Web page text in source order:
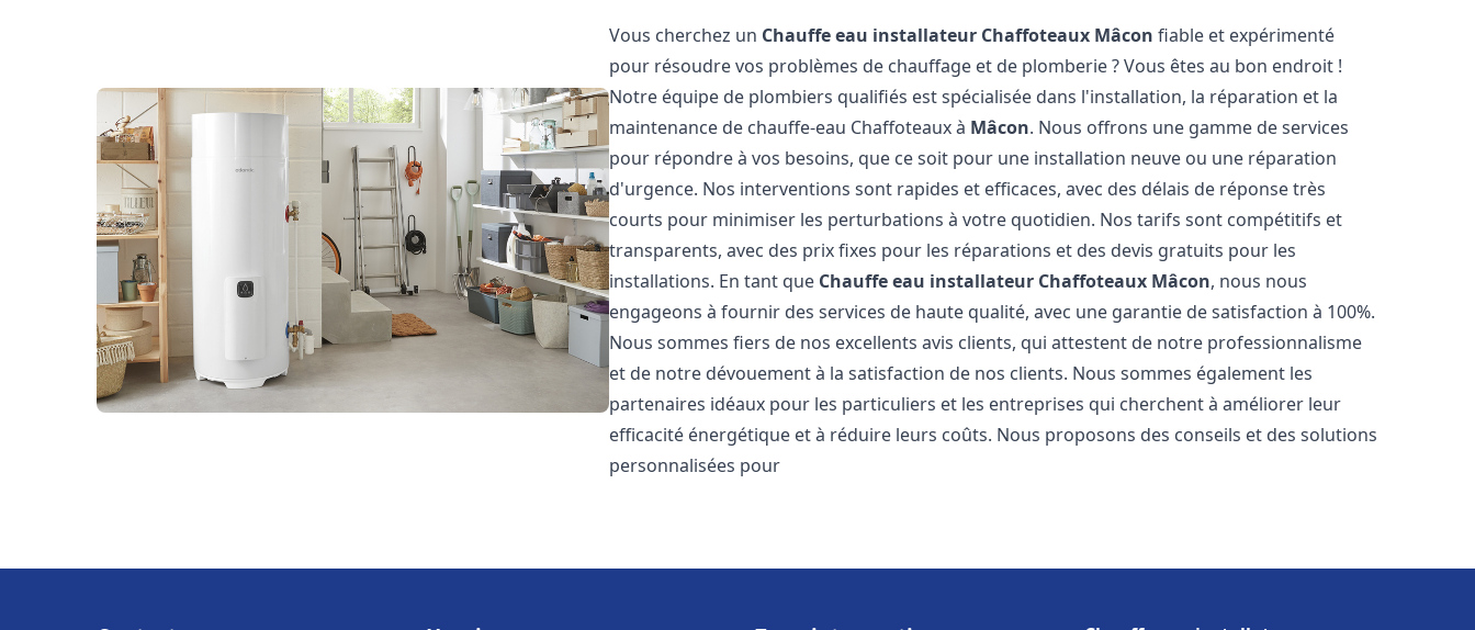
Vous cherchez un Chauffe eau installateur Chaffoteaux Mâcon fiable et expérimenté
pour résoudre vos problèmes de chauffage et de plomberie ? Vous êtes au bon endroit !
Notre équipe de plombiers qualifiés est spécialisée dans l'installation, la réparation et la
maintenance de chauffe-eau Chaffoteaux à Mâcon. Nous offrons une gamme de services
pour répondre à vos besoins, que ce soit pour une installation neuve ou une réparation
d'urgence. Nos interventions sont rapides et efficaces, avec des délais de réponse très
courts pour minimiser les perturbations à votre quotidien. Nos tarifs sont compétitifs et
transparents, avec des prix fixes pour les réparations et des devis gratuits pour les
installations. En tant que Chauffe eau installateur Chaffoteaux Mâcon, nous nous
engageons à fournir des services de haute qualité, avec une garantie de satisfaction à 100%.
Nous sommes fiers de nos excellents avis clients, qui attestent de notre professionnalisme
et de notre dévouement à la satisfaction de nos clients. Nous sommes également les
partenaires idéaux pour les particuliers et les entreprises qui cherchent à améliorer leur
efficacité énergétique et à réduire leurs coûts. Nous proposons des conseils et des solutions
personnalisées pour